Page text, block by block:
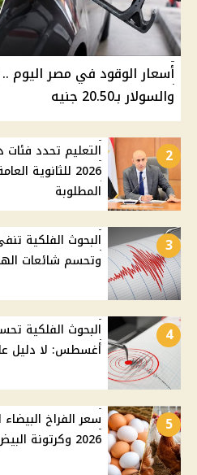
والسولار بـ20.50 جنيه
2
التعليم تحدد فئات
2026 للثانوية
المطلوبة
3
البحوث الفلكية
وتحسم شائعات
4
أغسطس: لا دليل
5
2026 وكرتونة البيض بعد استقرار الأسواق